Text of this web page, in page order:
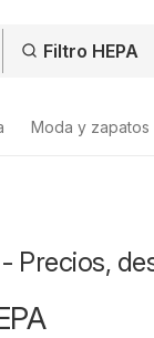
Moda y zapatos
Precios,